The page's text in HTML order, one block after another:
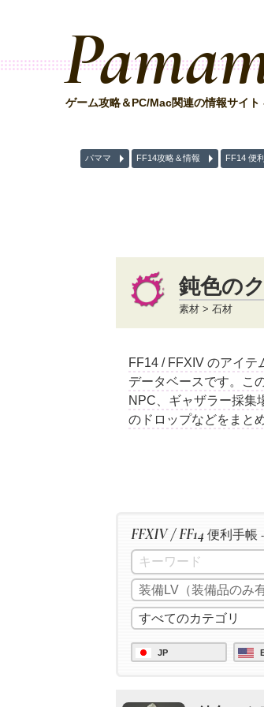
ゲーム攻略＆PC/Mac関連の情報サイト
パママ FF14攻略＆情報 FF14 便
鈍色の
素材 > 石材
FF14 / FFXIV のアイテ
データベースです。こ
NPC、ギャザラー採集
のドロップなどをまと
FFXIV / FF14 便利手帳
JP